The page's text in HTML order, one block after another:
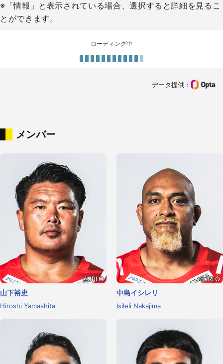
※「情報」と表示されている場合、選択すると詳細を見るこ
とができます。
ローディング中
データ提供：
メンバー
山下裕史
Hiroshi Yamashita
中島イシレリ
Isileli Nakajima